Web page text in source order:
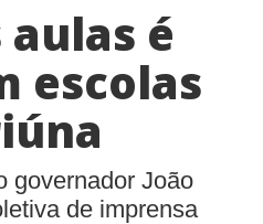
BUSCAR
é
escolas
governador João
de imprensa